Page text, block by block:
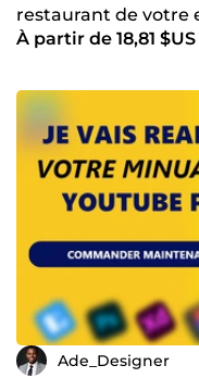
restaurant de votre
À partir de 18,81 $US
Ade_Designer